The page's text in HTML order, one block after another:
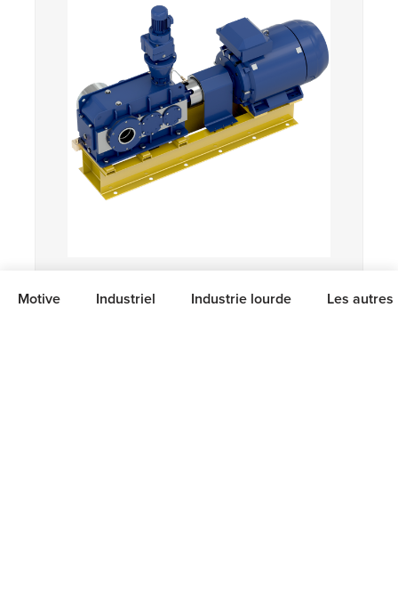
RÉDUCTEURS ORTHOGONAUX
Motive Industriel Industrie lourde Les